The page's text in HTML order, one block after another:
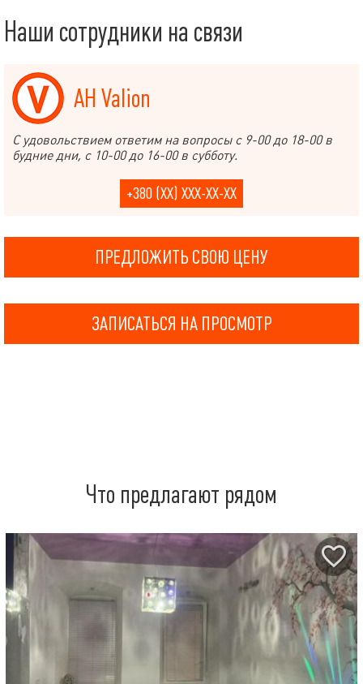
Наши сотрудники на связи
АН Valion
С удовольствием ответим на вопросы с 9-00 до 18-00 в
будние дни, с 10-00 до 16-00 в субботу.
+380 (XX) XXX-XX-XX
ПРЕДЛОЖИТЬ СВОЮ ЦЕНУ
ЗАПИСАТЬСЯ НА ПРОСМОТР
Что предлагают рядом